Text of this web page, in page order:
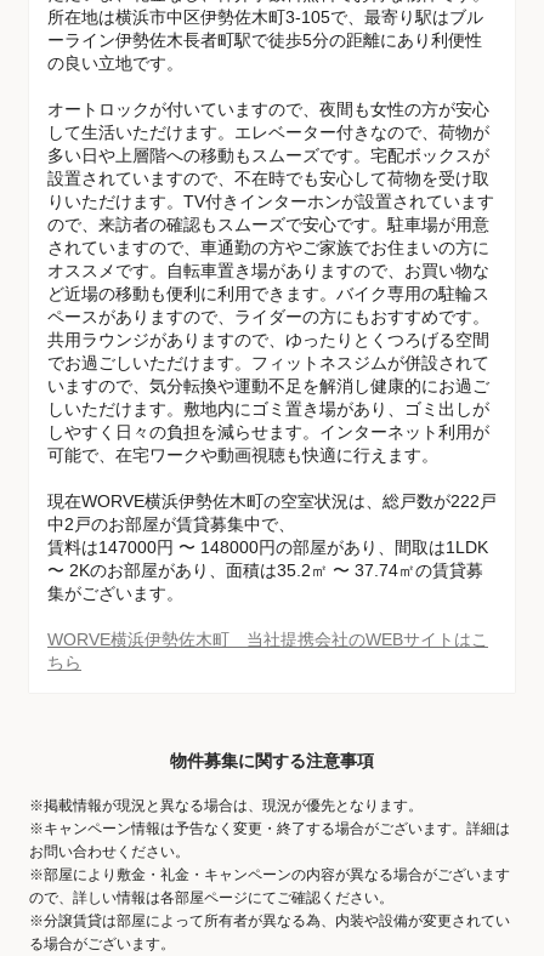
所在地は横浜市中区伊勢佐木町3-105で、最寄り駅はブル
ーライン伊勢佐木長者町駅で徒歩5分の距離にあり利便性
の良い立地です。
オートロックが付いていますので、夜間も女性の方が安心
して生活いただけます。エレベーター付きなので、荷物が
多い日や上層階への移動もスムーズです。宅配ボックスが
設置されていますので、不在時でも安心して荷物を受け取
りいただけます。TV付きインターホンが設置されています
ので、来訪者の確認もスムーズで安心です。駐車場が用意
されていますので、車通勤の方やご家族でお住まいの方に
オススメです。自転車置き場がありますので、お買い物な
ど近場の移動も便利に利用できます。バイク専用の駐輪ス
ペースがありますので、ライダーの方にもおすすめです。
共用ラウンジがありますので、ゆったりとくつろげる空間
でお過ごしいただけます。フィットネスジムが併設されて
いますので、気分転換や運動不足を解消し健康的にお過ご
しいただけます。敷地内にゴミ置き場があり、ゴミ出しが
しやすく日々の負担を減らせます。インターネット利用が
可能で、在宅ワークや動画視聴も快適に行えます。
現在WORVE横浜伊勢佐木町の空室状況は、総戸数が222戸
中2戸のお部屋が賃貸募集中で、
賃料は147000円 〜 148000円の部屋があり、間取は1LDK
〜 2Kのお部屋があり、面積は35.2㎡ 〜 37.74㎡の賃貸募
集がございます。
WORVE横浜伊勢佐木町 当社提携会社のWEBサイトはこ
ちら
物件募集に関する注意事項
※掲載情報が現況と異なる場合は、現況が優先となります。
※キャンペーン情報は予告なく変更・終了する場合がございます。詳細は
お問い合わせください。
※部屋により敷金・礼金・キャンペーンの内容が異なる場合がございます
ので、詳しい情報は各部屋ページにてご確認ください。
※分譲賃貸は部屋によって所有者が異なる為、内装や設備が変更されてい
る場合がございます。